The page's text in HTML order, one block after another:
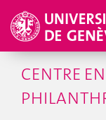
CENTRE EN